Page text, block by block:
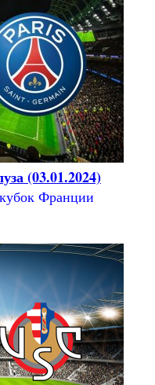
(03.01.2024)
Франции